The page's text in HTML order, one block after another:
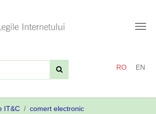
RO EN
IT&C
comert electronic